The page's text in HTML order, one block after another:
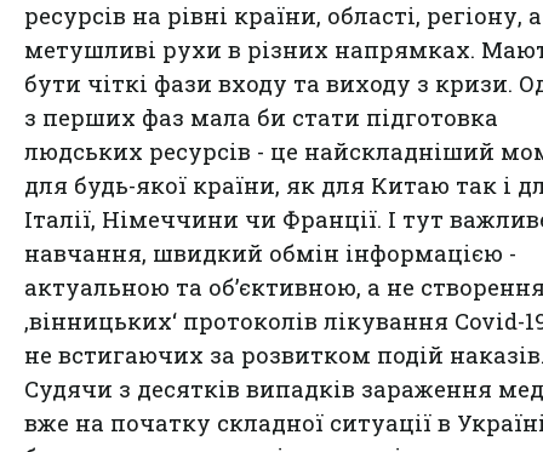
ресурсів на рівні країни, області, регіону,
метушливі рухи в різних напрямках.
бути чіткі фази входу та виходу з кризи.
з перших фаз мала би стати підготовка
людських ресурсів - це найскладніший
для будь-якої країни, як для Китаю так і
Італії, Німеччини чи Франції. І тут
навчання, швидкий обмін інформацією -
актуальною та об’єктивною, а не
‚вінницьких‘ протоколів лікування Covid-
не встигаючих за розвитком подій
Судячи з десятків випадків зараження
вже на початку складної ситуації в